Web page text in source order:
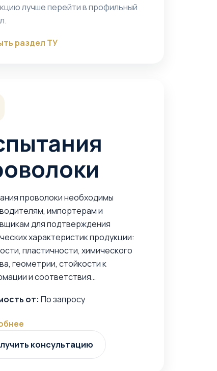
лучше перейти в профильный
раздел ТУ
проволоки необходимы
импортерам и
для подтверждения
характеристик продукции:
пластичности, химического
геометрии, стойкости к
и соответствия…
от: По запросу
консультацию